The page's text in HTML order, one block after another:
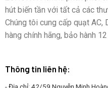
hút biến tần với tất cả các
Chúng tôi cung cấp quạt AC,
hàng chính hãng, bảo hành
Thông tin liên hệ: